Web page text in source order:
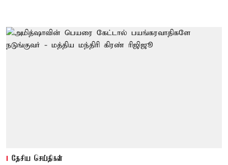
தேசிய செய்திகள்